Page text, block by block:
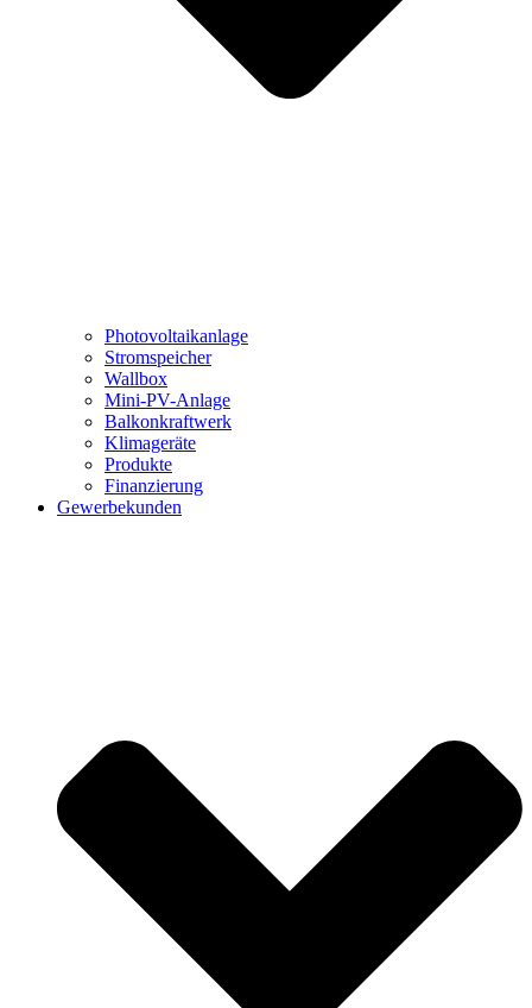
Photovoltaikanlage
Stromspeicher
Wallbox
Mini-PV-Anlage
Balkonkraftwerk
Klimageräte
Produkte
Finanzierung
Gewerbekunden